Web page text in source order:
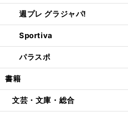
週プレ グラジャパ!
Sportiva
パラスポ
書籍
文芸・文庫・総合